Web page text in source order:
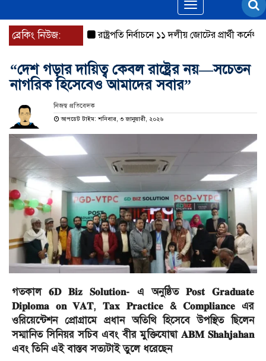
Toggle
navigation
ব্রেকিং নিউজ: রাষ্ট্রপতি নির্বাচনে ১১ দলীয় জোটের প্রার্থী কর্নেল
“দেশ গড়ার দায়িত্ব কেবল রাষ্ট্রের নয়—সচেতন
নাগরিক হিসেবেও আমাদের সবার”
নিজস্ব প্রতিবেদক
আপডেট টাইম: শনিবার, ৩ জানুয়ারী, ২০২৬
গতকাল 𝟔𝐃 𝐁𝐢𝐳 𝐒𝐨𝐥𝐮𝐭𝐢𝐨𝐧- এ অনুষ্ঠিত 𝐏𝐨𝐬𝐭 𝐆𝐫𝐚𝐝𝐮𝐚𝐭𝐞
𝐃𝐢𝐩𝐥𝐨𝐦𝐚 𝐨𝐧 𝐕𝐀𝐓, 𝐓𝐚𝐱 𝐏𝐫𝐚𝐜𝐭𝐢𝐜𝐞 & 𝐂𝐨𝐦𝐩𝐥𝐢𝐚𝐧𝐜𝐞 এর
ওরিয়েন্টেশন প্রোগ্রামে প্রধান অতিথি হিসেবে উপস্থিত ছিলেন
সম্মানিত সিনিয়র সচিব এবং বীর মুক্তিযোদ্বা 𝐀𝐁𝐌 𝐒𝐡𝐚𝐡𝐣𝐚𝐡𝐚𝐧
এবং তিনি এই বাস্তব সত্যটাই তুলে ধরেছেন